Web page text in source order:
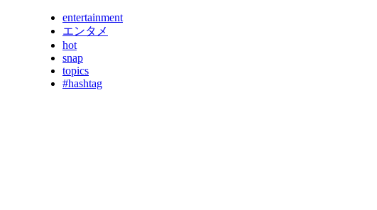
entertainment
エンタメ
hot
snap
topics
#hashtag